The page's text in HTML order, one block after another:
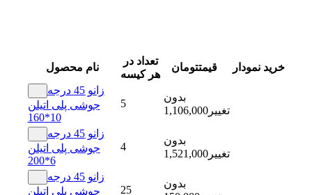
نام محصول
تعداد در
هر کیسه
قیمتتومان نمودار خرید
زانو 45 درجه
جوشی پلی اتیلن
10*160
5
بدون
تغییر1,106,000
زانو 45 درجه
جوشی پلی اتیلن
6*200
4
بدون
تغییر1,521,000
زانو 45 درجه
جوشی پلی اتیلن
25
بدون